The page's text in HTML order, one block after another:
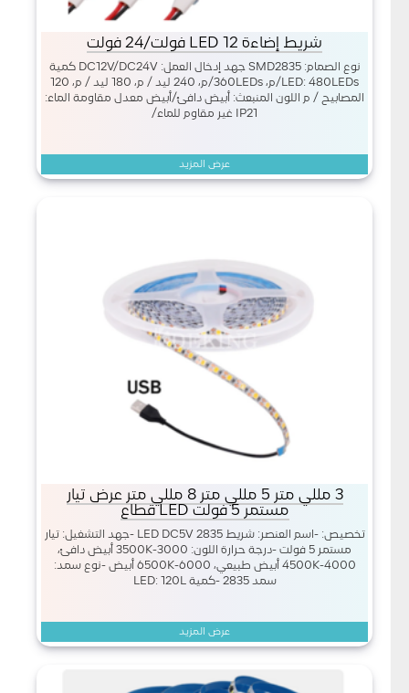
شريط إضاءة LED 12 فولت/24 فولت
نوع الصمام: SMD2835 جهد إدخال العمل: DC12V/DC24V كمية
LED: 480LEDs/م، 360LEDs/م، 240 ليد / م، 180 ليد / م، 120
المصابيح / م اللون المنبعث: أبيض دافئ/أبيض معدل مقاومة الماء:
IP21 غير مقاوم للماء/
عرض المزيد
3 مللي متر 5 مللي متر 8 مللي متر عرض تيار
مستمر 5 فولت LED قطاع
تخصيص: -اسم العنصر: شريط LED DC5V 2835 -جهد التشغيل: تيار
مستمر 5 فولت -درجة حرارة اللون: 3000-3500K أبيض دافئ،
4000-4500K أبيض طبيعي، 6000-6500K أبيض -نوع سمد:
سمد 2835 -كمية LED: 120L
عرض المزيد